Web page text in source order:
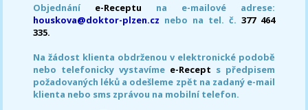
Objednání e-Receptu na e-mailové adrese:
houskova@doktor-plzen.cz nebo na tel. č. 377 464
335.
Na žádost klienta obdrženou v elektronické podobě
nebo telefonicky vystavíme e-Recept s předpisem
požadovaných léků a odešleme zpět na zadaný e-mail
klienta nebo sms zprávou na mobilní telefon.